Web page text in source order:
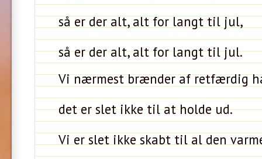
så er der alt, alt for langt til jul,
så er der alt, alt for langt til jul.
Vi nærmest brænder af retfærdig
det er slet ikke til at holde ud.
Vi er slet ikke skabt til al den